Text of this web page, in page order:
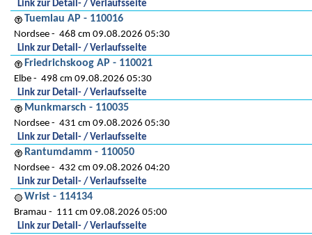
Link zur Detail- / Verlaufsseite
Tuemlau AP - 110016
Nordsee
468 cm 09.08.2026 05:30
Link zur Detail- / Verlaufsseite
Friedrichskoog AP - 110021
Elbe
498 cm 09.08.2026 05:30
Link zur Detail- / Verlaufsseite
Munkmarsch - 110035
Nordsee
431 cm 09.08.2026 05:30
Link zur Detail- / Verlaufsseite
Rantumdamm - 110050
Nordsee
432 cm 09.08.2026 04:20
Link zur Detail- / Verlaufsseite
Wrist - 114134
Bramau
111 cm 09.08.2026 05:00
Link zur Detail- / Verlaufsseite